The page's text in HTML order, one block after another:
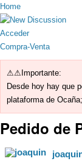
Home
Acceder
Compra-Venta
⚠⚠Importante:
Desde hoy hay que
plataforma de Ocaña;
Pedido de